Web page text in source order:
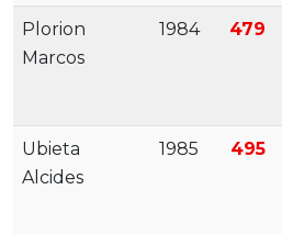
Plorion
Marcos
1984 479
Ubieta
Alcides
1985 495